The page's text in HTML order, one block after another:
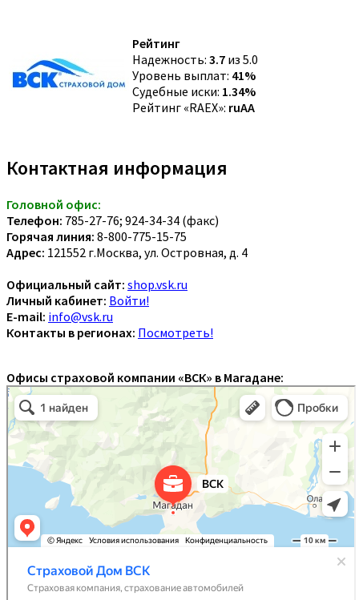
Рейтинг
Надежность: 3.7 из 5.0
Уровень выплат: 41%
Судебные иски: 1.34%
Рейтинг «RAEX»: ruAA
Контактная информация
Головной офис:
Телефон: 785-27-76; 924-34-34 (факс)
Горячая линия: 8-800-775-15-75
Адрес: 121552 г.Москва, ул. Островная, д. 4
Официальный сайт: shop.vsk.ru
Личный кабинет: Войти!
E-mail: info@vsk.ru
Контакты в регионах: Посмотреть!
Офисы страховой компании «ВСК» в Магадане: